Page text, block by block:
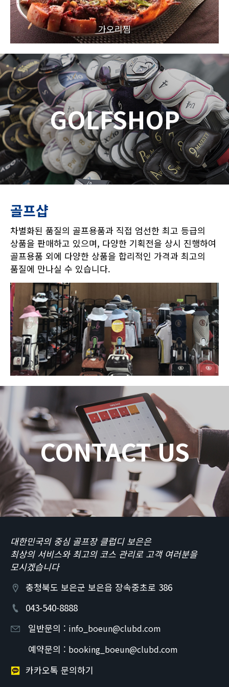
가오리찜
GOLFSHOP
골프샵
차별화된 품질의 골프용품과 직접 엄선한 최고 등급의
상품을 판매하고 있으며, 다양한 기획전을 상시 진행하여
골프용품 외에 다양한 상품을 합리적인 가격과 최고의
품질에 만나실 수 있습니다.
CONTACT US
대한민국의 중심 골프장 클럽디 보은은
최상의 서비스와 최고의 코스 관리로 고객 여러분을
모시겠습니다
충청북도 보은군 보은읍 장속중초로 386
043-540-8888
일반문의 : info_boeun@clubd.com
예약문의 : booking_boeun@clubd.com
카카오톡 문의하기